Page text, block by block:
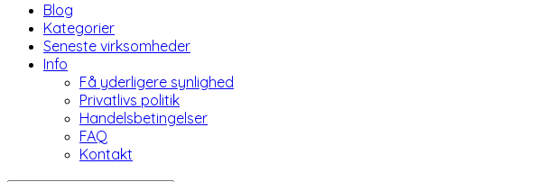
Blog
Kategorier
Seneste virksomheder
Info
Få yderligere synlighed
Privatlivs politik
Handelsbetingelser
FAQ
Kontakt